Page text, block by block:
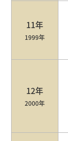
11年
1999年
12年
2000年